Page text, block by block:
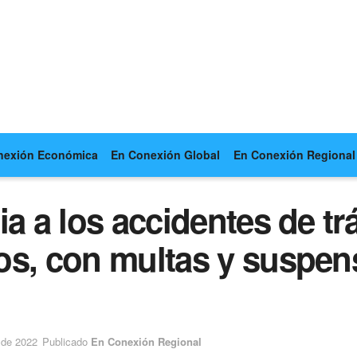
Económica En Conexión Global En Conexión Regional
a los accidentes de
con multas y
2022 Publicado En Conexión Regional